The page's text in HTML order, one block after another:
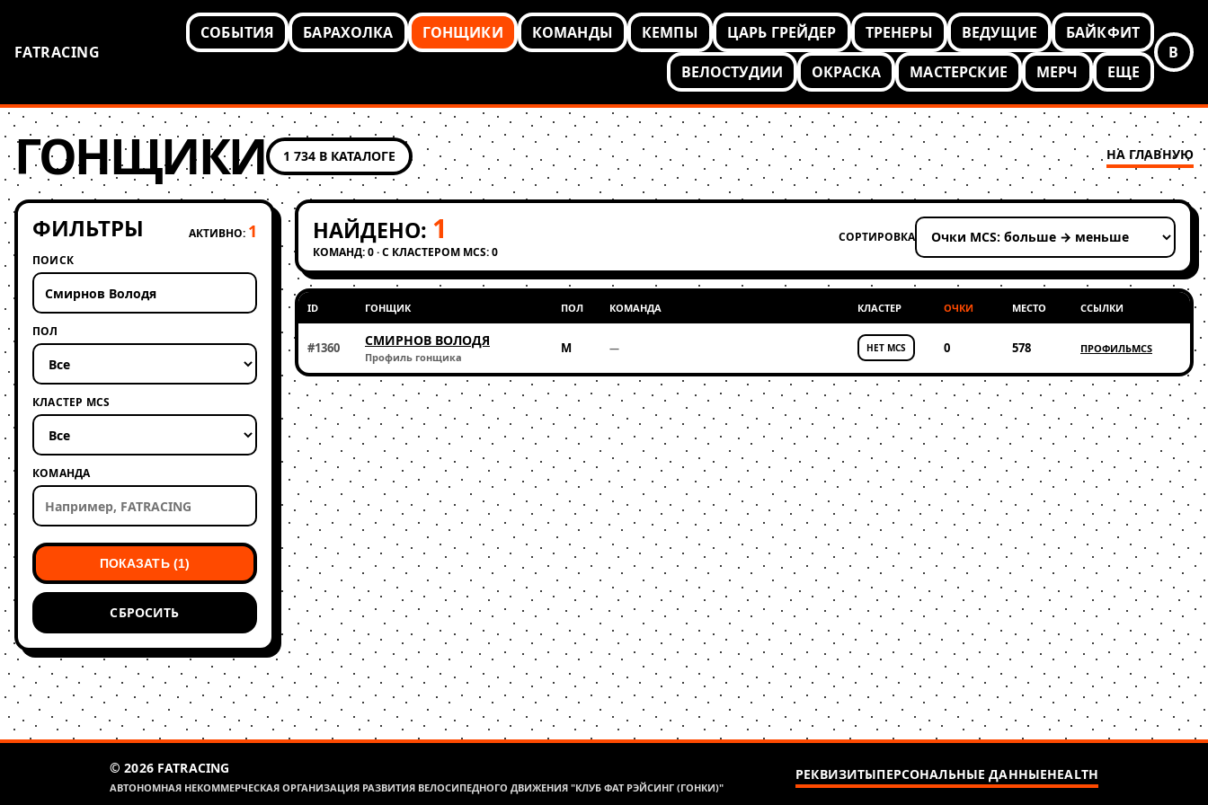
FATRACING
СОБЫТИЯ БАРАХОЛКА ГОНЩИКИ КОМАНДЫ КЕМПЫ ЦАРЬ ГРЕЙДЕР ТРЕНЕРЫ ВЕДУЩИЕ
БАЙКФИТ
ВЕЛОСТУДИИ
ОКРАСКА МАСТЕРСКИЕ МЕРЧ ЕЩЕ
В
ГОНЩИКИ 1 734 В КАТАЛОГЕ НА ГЛАВНУЮ
ФИЛЬТРЫ АКТИВНО: 1
ПОИСК
ПОЛ
КЛАСТЕР MCS
КОМАНДА
ПОКАЗАТЬ (1)
СБРОСИТЬ
НАЙДЕНО: 1
КОМАНД: 0 · С КЛАСТЕРОМ MCS: 0
СОРТИРОВКА
Применить сортировку
ID ГОНЩИК ПОЛ КОМАНДА КЛАСТЕР ОЧКИ МЕСТО ССЫЛКИ
#1360 СМИРНОВ ВОЛОДЯ
Профиль гонщика
М — НЕТ MCS 0 578 ПРОФИЛЬMCS
© 2026 FATRACING
АВТОНОМНАЯ НЕКОММЕРЧЕСКАЯ ОРГАНИЗАЦИЯ РАЗВИТИЯ ВЕЛОСИПЕДНОГО ДВИЖЕНИЯ "КЛУБ ФАТ РЭЙСИНГ (ГОНКИ)"
РЕКВИЗИТЫПЕРСОНАЛЬНЫЕ ДАННЫЕHEALTH